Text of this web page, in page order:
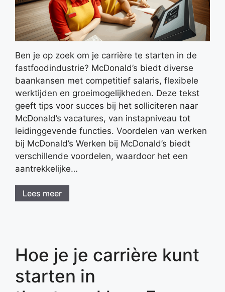
Ben je op zoek om je carrière te starten in de
fastfoodindustrie? McDonald’s biedt diverse
baankansen met competitief salaris, flexibele
werktijden en groeimogelijkheden. Deze tekst
geeft tips voor succes bij het solliciteren naar
McDonald’s vacatures, van instapniveau tot
leidinggevende functies. Voordelen van werken
bij McDonald’s Werken bij McDonald’s biedt
verschillende voordelen, waardoor het een
aantrekkelijke…
Lees meer
Hoe je je carrière kunt
starten in